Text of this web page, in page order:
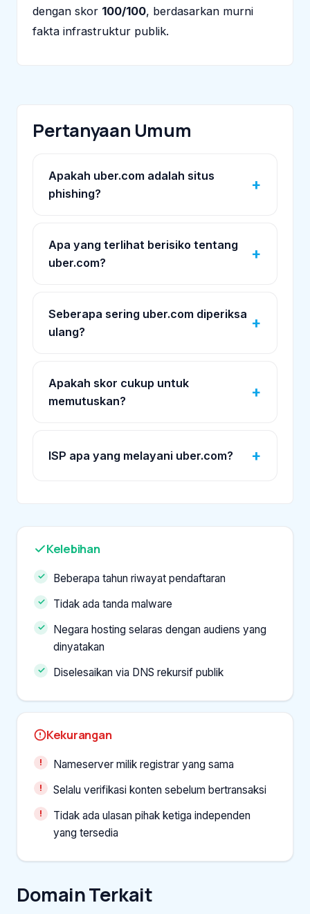
dengan skor 100/100, berdasarkan murni
fakta infrastruktur publik.
Pertanyaan Umum
Apakah uber.com adalah situs
phishing?
Apa yang terlihat berisiko tentang
uber.com?
Seberapa sering uber.com diperiksa
ulang?
Apakah skor cukup untuk
memutuskan?
ISP apa yang melayani uber.com?
Kelebihan
Beberapa tahun riwayat pendaftaran
Tidak ada tanda malware
Negara hosting selaras dengan audiens yang
dinyatakan
Diselesaikan via DNS rekursif publik
Kekurangan
Nameserver milik registrar yang sama
Selalu verifikasi konten sebelum bertransaksi
Tidak ada ulasan pihak ketiga independen
yang tersedia
Domain Terkait